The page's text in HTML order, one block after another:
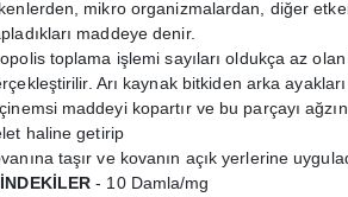
mikro organizmalardan, diğer
maddeye denir.
toplama işlemi sayıları oldukça az
Arı kaynak bitkiden arka
maddeyi kopartır ve bu parçayı
haline getirip
taşır ve kovanın açık yerlerine
- 10 Damla/mg